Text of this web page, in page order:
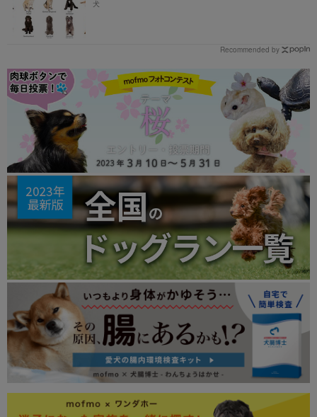
犬
Recommended by